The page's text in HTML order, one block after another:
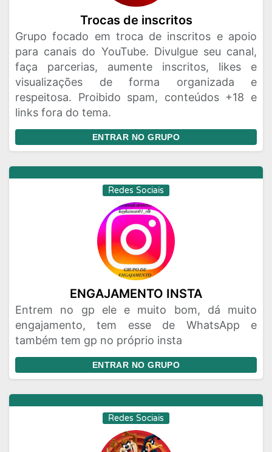
Trocas de inscritos
Grupo focado em troca de inscritos e apoio
para canais do YouTube. Divulgue seu canal,
faça parcerias, aumente inscritos, likes e
visualizações de forma organizada e
respeitosa. Proibido spam, conteúdos +18 e
links fora do tema.
ENTRAR NO GRUPO
Redes Sociais
ENGAJAMENTO INSTA
Entrem no gp ele e muito bom, dá muito
engajamento, tem esse de WhatsApp e
também tem gp no próprio insta
ENTRAR NO GRUPO
Redes Sociais